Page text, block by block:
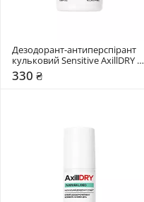
Дезодорант-антиперспірант
кульковий Sensitive AxillDRY 50
мл
330 ₴